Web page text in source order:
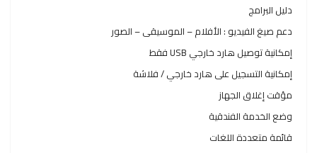
دليل البرامج
دعم صيغ الفيديو : الأفلام – الموسيقى – الصور
إمكانية توصيل هارد خارجي USB فقط
إمكانية التسجيل على هارد خارجي / فلاشة
مؤقت إغلاق الجهاز
وضع الخدمة الفندقية
قائمة متعددة اللغات